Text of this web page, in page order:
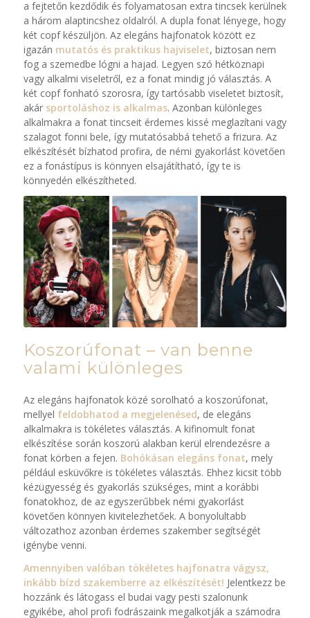
a fejtetőn kezdődik és folyamatosan extra tincsek kerülnek
a három alaptincshez oldalról. A dupla fonat lényege, hogy
két copf készüljön. Az elegáns hajfonatok között ez
igazán mutatós és praktikus hajviselet, biztosan nem
fog a szemedbe lógni a hajad. Legyen szó hétköznapi
vagy alkalmi viseletről, ez a fonat mindig jó választás. A
két copf fonható szorosra, így tartósabb viseletet biztosít,
akár sportoláshoz is alkalmas. Azonban különleges
alkalmakra a fonat tincseit érdemes kissé meglazítani vagy
szalagot fonni bele, így mutatósabbá tehető a frizura. Az
elkészítését bízhatod profira, de némi gyakorlást követően
ez a fonástípus is könnyen elsajátítható, így te is
könnyedén elkészítheted.
Koszorúfonat – van benne
valami különleges
Az elegáns hajfonatok közé sorolható a koszorúfonat,
mellyel feldobhatod a megjelenésed, de elegáns
alkalmakra is tökéletes választás. A kifinomult fonat
elkészítése során koszorú alakban kerül elrendezésre a
fonat körben a fejen. Bohókásan elegáns fonat, mely
például esküvőkre is tökéletes választás. Ehhez kicsit több
kézügyesség és gyakorlás szükséges, mint a korábbi
fonatokhoz, de az egyszerűbbek némi gyakorlást
követően könnyen kivitelezhetőek. A bonyolultabb
változathoz azonban érdemes szakember segítségét
igénybe venni.
Amennyiben valóban tökéletes hajfonatra vágysz,
inkább bízd szakemberre az elkészítését! Jelentkezz be
hozzánk és látogass el budai vagy pesti szalonunk
egyikébe, ahol profi fodrászaink megalkotják a számodra